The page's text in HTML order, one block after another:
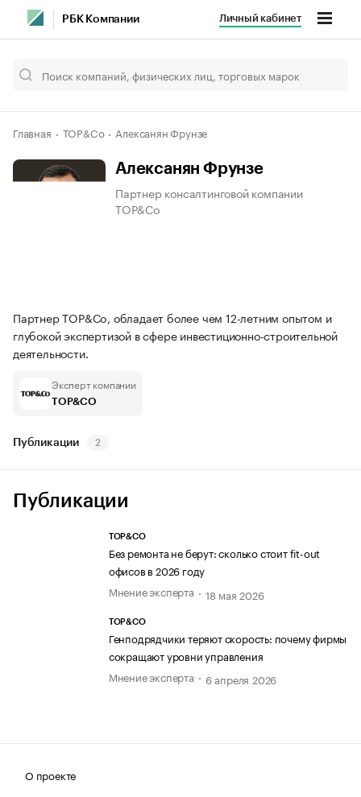
РБК Компании Личный кабинет
Главная TOP&Co Алексанян Фрунзе
Алексанян Фрунзе
Партнер консалтинговой компании
TOP&Co
Партнер TOP&Co, обладает более чем 12-летним опытом и
глубокой экспертизой в сфере инвестиционно-строительной
деятельности.
Эксперт компании
TOP&CO
Публикации 2
Публикации
TOP&CO
Без ремонта не берут: сколько стоит fit-out
офисов в 2026 году
Мнение эксперта
18 мая 2026
TOP&CO
Генподрядчики теряют скорость: почему фирмы
сокращают уровни управления
Мнение эксперта
6 апреля 2026
О проекте